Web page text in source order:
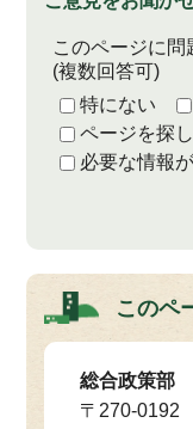
このページに問
(複数回答可)
特にない
ページを探
必要な情報
このペ
総合政策
〒270-0192